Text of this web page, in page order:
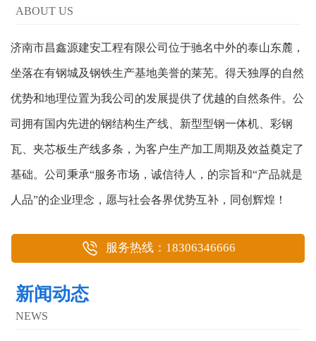
ABOUT US
济南市昌鑫源建安工程有限公司位于驰名中外的泰山东麓，
坐落在有钢城及钢铁生产基地美誉的莱芜。得天独厚的自然
优势和地理位置为我公司的发展提供了优越的自然条件。公
司拥有国内先进的钢结构生产线、新型型钢一体机、彩钢
瓦、夹芯板生产线多条，为客户生产加工周期及效益奠定了
基础。公司秉承“服务市场，诚信待人，的宗旨和“产品就是
人品”的企业理念，愿与社会各界优势互补，同创辉煌！
服务热线：18306346666
新闻动态
NEWS